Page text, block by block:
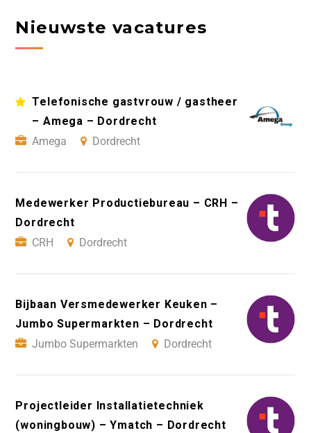
Nieuwste vacatures
Telefonische gastvrouw / gastheer
– Amega – Dordrecht
Amega
Dordrecht
Medewerker Productiebureau – CRH –
Dordrecht
CRH
Dordrecht
Bijbaan Versmedewerker Keuken –
Jumbo Supermarkten – Dordrecht
Jumbo Supermarkten
Dordrecht
Projectleider Installatietechniek
(woningbouw) – Ymatch – Dordrecht